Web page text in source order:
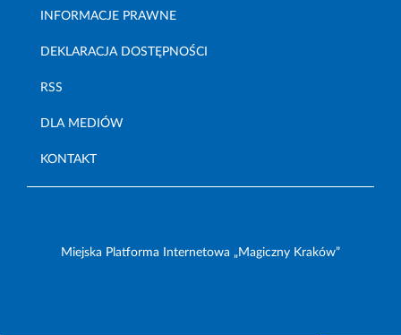
INFORMACJE PRAWNE
DEKLARACJA DOSTĘPNOŚCI
RSS
DLA MEDIÓW
KONTAKT
Miejska Platforma Internetowa „Magiczny Kraków”